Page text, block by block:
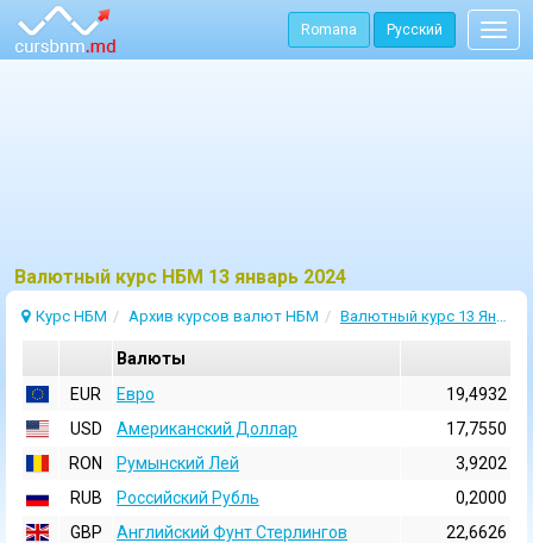
Romana Русский
Bалютный курс НБМ 13 январь 2024
Курс НБМ Архив курсов валют НБМ Валютный курс 13 Январь 2024
Валюты
EUR
Евро
19,4932
USD
Aмериканский Доллар
17,7550
RON
Румынский Лей
3,9202
RUB
Российский Рубль
0,2000
GBP
Английский Фунт Стерлингов
22,6626